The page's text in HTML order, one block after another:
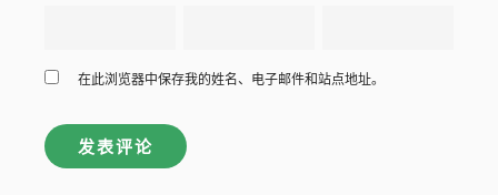
在此浏览器中保存我的姓名、电子邮件和站点地址。